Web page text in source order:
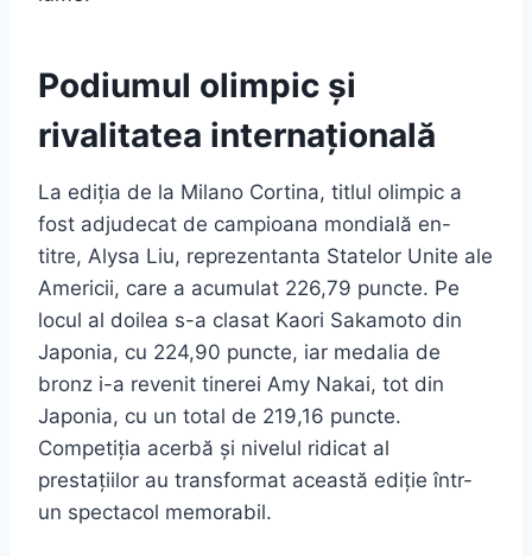
Podiumul olimpic și
rivalitatea internațională
La ediția de la Milano Cortina, titlul olimpic a
fost adjudecat de campioana mondială en-
titre, Alysa Liu, reprezentanta Statelor Unite ale
Americii, care a acumulat 226,79 puncte. Pe
locul al doilea s-a clasat Kaori Sakamoto din
Japonia, cu 224,90 puncte, iar medalia de
bronz i-a revenit tinerei Amy Nakai, tot din
Japonia, cu un total de 219,16 puncte.
Competiția acerbă și nivelul ridicat al
prestațiilor au transformat această ediție într-
un spectacol memorabil.